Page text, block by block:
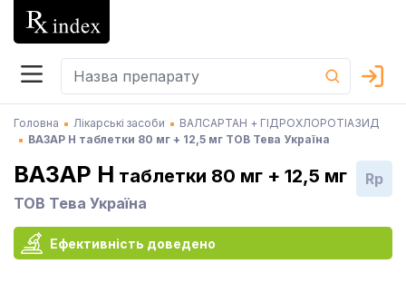
Головна Лікарські засоби
ВАЛСАРТАН + ГІДРОХЛОРОТІАЗИД
ВАЗАР Н таблетки 80 мг + 12,5 мг ТОВ Тева Україна
ВАЗАР Н таблетки 80 мг + 12,5 мг
ТОВ Тева Україна
Rp
Ефективність доведено